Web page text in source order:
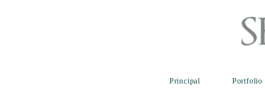
Principal Portfolio